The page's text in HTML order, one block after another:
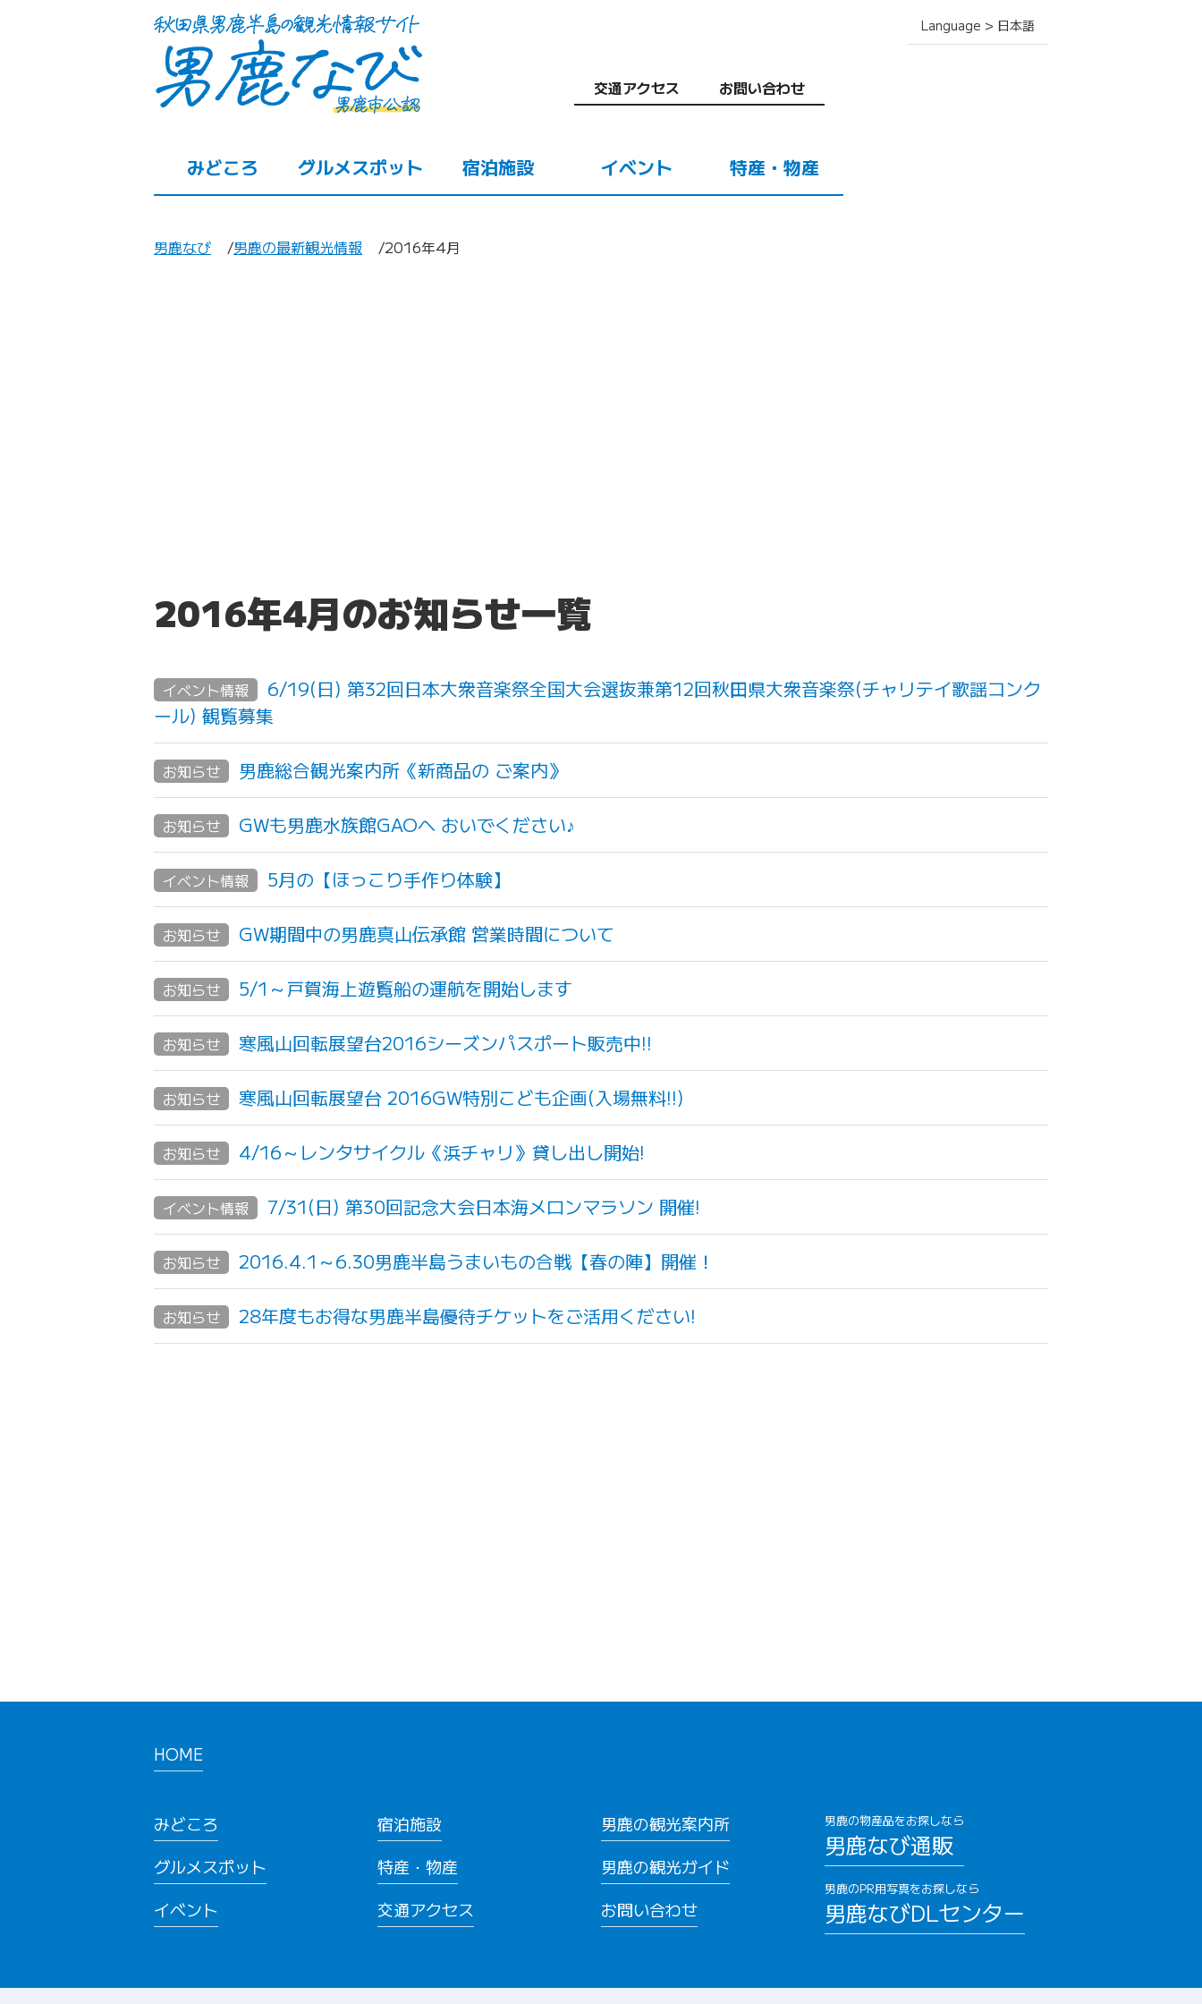
Language > 日本語
交通アクセス お問い合わせ
みどころ グルメスポット 宿泊施設 イベント 特産・物産
男鹿なび 男鹿の最新観光情報 2016年4月
2016年4月のお知らせ一覧
イベント情報
6/19(日) 第32回日本大衆音楽祭全国大会選抜兼第12回秋田県大衆音楽祭(チャリテイ歌謡コンク
ール) 観覧募集
お知らせ 男鹿総合観光案内所《新商品の ご案内》
お知らせ GWも男鹿水族館GAOへ おいでください♪
イベント情報 5月の【ほっこり手作り体験】
お知らせ GW期間中の男鹿真山伝承館 営業時間について
お知らせ 5/1～戸賀海上遊覧船の運航を開始します
お知らせ 寒風山回転展望台2016シーズンパスポート販売中!!
お知らせ 寒風山回転展望台 2016GW特別こども企画(入場無料!!)
お知らせ 4/16～レンタサイクル《浜チャリ》貸し出し開始!
イベント情報 7/31(日) 第30回記念大会日本海メロンマラソン 開催!
お知らせ 2016.4.1～6.30男鹿半島うまいもの合戦【春の陣】開催！
お知らせ 28年度もお得な男鹿半島優待チケットをご活用ください!
HOME
みどころ
グルメスポット
イベント
宿泊施設
特産・物産
交通アクセス
男鹿の観光案内所
男鹿の観光ガイド
お問い合わせ
男鹿の物産品をお探しなら
男鹿なび通販
男鹿のPR用写真をお探しなら
男鹿なびDLセンター